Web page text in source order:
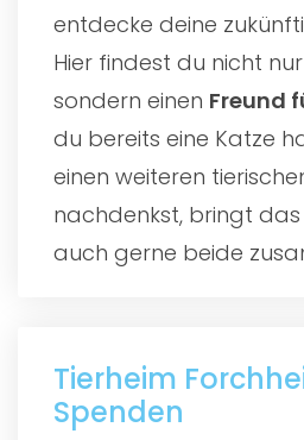
entdecke deine
Hier findest du nicht
sondern einen Freund
du bereits eine Katze
einen weiteren
nachdenkst, bringt
auch gerne beide
Tierheim
Spenden